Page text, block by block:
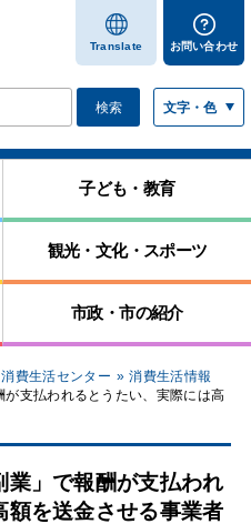
Translate お問い合わせ
検索 文字・色
子ども・教育
観光・文化・スポーツ
市政・市の紹介
消費生活センター
消費生活情報
が支払われるとうたい、実際には高
業」で報酬が支払われ
額を送金させる事業者